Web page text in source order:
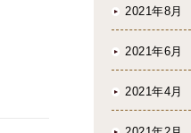
2021年8月
2021年6月
2021年4月